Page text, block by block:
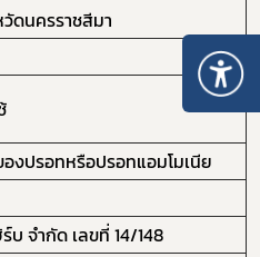
ดนครราชสีมา
งปรอทหรือปรอทแอมโมเนีย
บ จำกัด เลขที่ 14/148